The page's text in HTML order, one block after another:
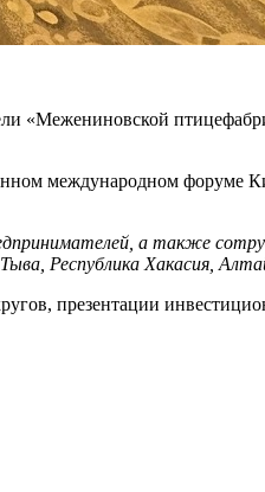
«Межениновской
международном форуме
а также
Республика Хакасия,
презентации